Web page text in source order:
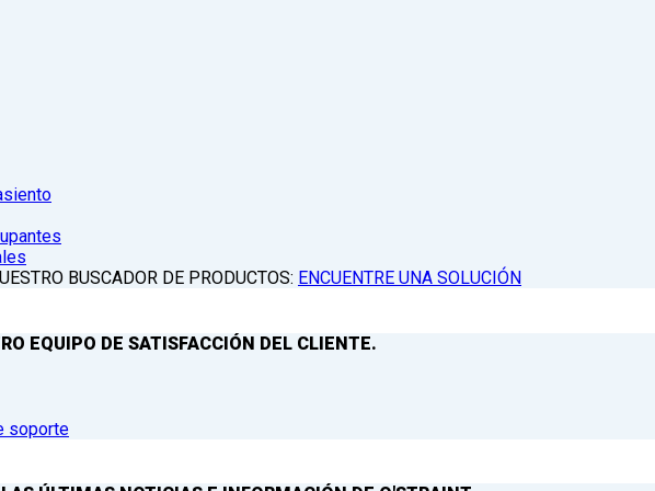
BUSCADOR DE PRODUCTOS: ENCUENTRE UNA SOLUCIÓN
EQUIPO DE SATISFACCIÓN DEL CLIENTE.
soporte